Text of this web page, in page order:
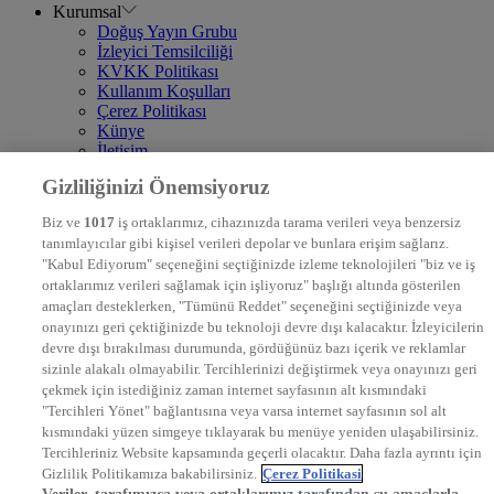
Kurumsal
Doğuş Yayın Grubu
İzleyici Temsilciliği
KVKK Politikası
Kullanım Koşulları
Çerez Politikası
Künye
İletişim
DYG Televizyonlar
STAR
EURO STAR
KRAL POP TV
DYG Radyolar
NTV RADYO
KRAL FM
KRAL POP
EKSEN
VOYAGE
DYG Dijital
ntv.com.tr
ntvspor.net
secim.ntv.com.tr
startv.com.tr
Gizliliğinizi Önemsiyoruz
Biz ve 1017 iş ortaklarımız, cihazınızda tarama verileri veya benzersiz
tanımlayıcılar gibi kişisel verileri depolar ve bunlara erişim sağlarız.
"Kabul Ediyorum" seçeneğini seçtiğinizde izleme teknolojileri "biz ve iş
ortaklarımız verileri sağlamak için işliyoruz" başlığı altında gösterilen
amaçları desteklerken, "Tümünü Reddet" seçeneğini seçtiğinizde veya
onayınızı geri çektiğinizde bu teknoloji devre dışı kalacaktır. İzleyicilerin
devre dışı bırakılması durumunda, gördüğünüz bazı içerik ve reklamlar
sizinle alakalı olmayabilir. Tercihlerinizi değiştirmek veya onayınızı geri
çekmek için istediğiniz zaman internet sayfasının alt kısmındaki
"Tercihleri Yönet" bağlantısına veya varsa internet sayfasının sol alt
kısmındaki yüzen simgeye tıklayarak bu menüye yeniden ulaşabilirsiniz.
Tercihleriniz Website kapsamında geçerli olacaktır. Daha fazla ayrıntı için
Gizlilik Politikamıza bakabilirsiniz. Çerez Politikasi